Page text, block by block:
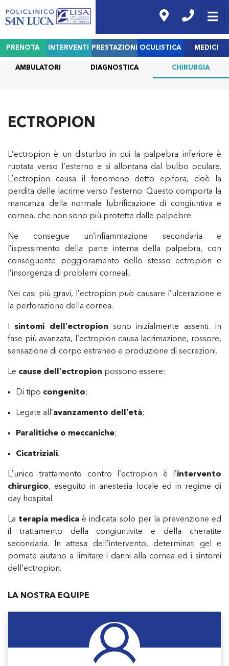
PRENOTA INTERVENTI PRESTAZIONI OCULISTICA
AMBULATORI DIAGNOSTICA CHIRURGIA
MEDICI
ECTROPION
L’ectropion è un disturbo in cui la palpebra inferiore è
ruotata verso l’esterno e si allontana dal bulbo oculare.
L’ectropion causa il fenomeno detto epifora, cioè la
perdita delle lacrime verso l’esterno. Questo comporta la
mancanza della normale lubrificazione di congiuntiva e
cornea, che non sono più protette dalle palpebre.
Ne consegue un’infiammazione secondaria e
l’ispessimento della parte interna della palpebra, con
conseguente peggioramento dello stesso ectropion e
l’insorgenza di problemi corneali.
Nei casi più gravi, l’ectropion può causare l’ulcerazione e
la perforazione della cornea.
Isintomi dell’ectropion sono inizialmente assenti. In
fase più avanzata, l’ectropion causa lacrimazione, rossore,
sensazione di corpo estraneo e produzione di secrezioni.
Le cause dell’ectropion possono essere:
Di tipo congenito;
Legate all’avanzamento dell’età;
Paralitiche o meccaniche;
Cicatriziali.
L’unico trattamento contro l’ectropion è l’intervento
chirurgico, eseguito in anestesia locale ed in regime di
day hospital.
La terapia medica è indicata solo per la prevenzione ed
il trattamento della congiuntivite e della cheratite
secondaria. In attesa dell’intervento, determinati gel e
pomate aiutano a limitare i danni alla cornea ed i sintomi
dell’ectropion.
LA NOSTRA EQUIPE